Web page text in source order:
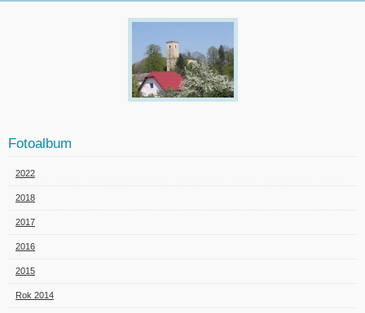
Fotoalbum
2022
2018
2017
2016
2015
Rok 2014